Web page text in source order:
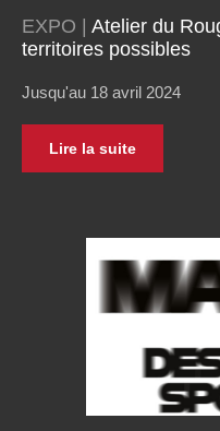
EXPO | Atelier du
territoires possibles
Jusqu'au 18 avril 2024
Lire la suite